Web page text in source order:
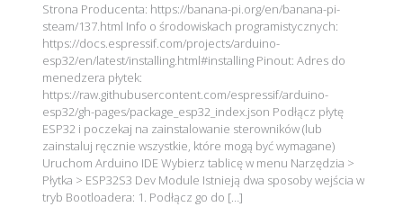
Strona Producenta: https://banana-pi.org/en/banana-pi-
steam/137.html Info o środowiskach programistycznych:
https://docs.espressif.com/projects/arduino-
esp32/en/latest/installing.html#installing Pinout: Adres do
menedzera płytek:
https://raw.githubusercontent.com/espressif/arduino-
esp32/gh-pages/package_esp32_index.json Podłącz płytę
ESP32 i poczekaj na zainstalowanie sterowników (lub
zainstaluj ręcznie wszystkie, które mogą być wymagane)
Uruchom Arduino IDE Wybierz tablicę w menu Narzędzia >
Płytka > ESP32S3 Dev Module Istnieją dwa sposoby wejścia w
tryb Bootloadera: 1. Podłącz go do […]